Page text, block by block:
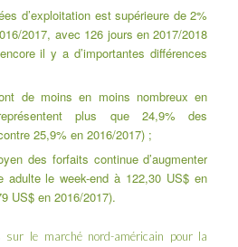
d’exploitation est supérieure de 2%
2017, avec 126 jours en 2017/2018
il y a d’importantes différences
de moins en moins nombreux en
plus que 24,9% des
25,9% en 2016/2017) ;
des forfaits continue d’augmenter
adulte le week-end à 122,30 US$ en
US$ en 2016/2017).
le marché nord-américain pour la